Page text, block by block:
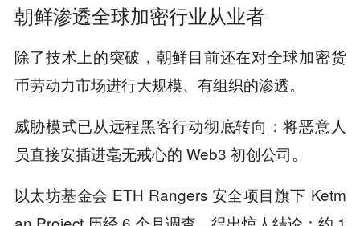
朝鲜渗透全球加密行业从业者
除了技术上的突破，朝鲜目前还在对全球加密货
币劳动力市场进行大规模、有组织的渗透。
威胁模式已从远程黑客行动彻底转向：将恶意人
员直接安插进毫无戒心的 Web3 初创公司。
以太坊基金会 ETH Rangers 安全项目旗下 Ketm